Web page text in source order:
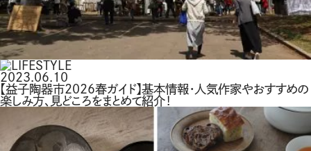
2023.06.10
【益子陶器市2026春ガイド】基本情報・人気作家やおすすめの
楽しみ方、見どころをまとめて紹介！